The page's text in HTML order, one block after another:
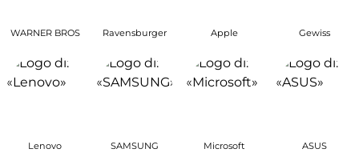
WARNER BROS Ravensburger Apple Gewiss
Lenovo SAMSUNG Microsoft ASUS